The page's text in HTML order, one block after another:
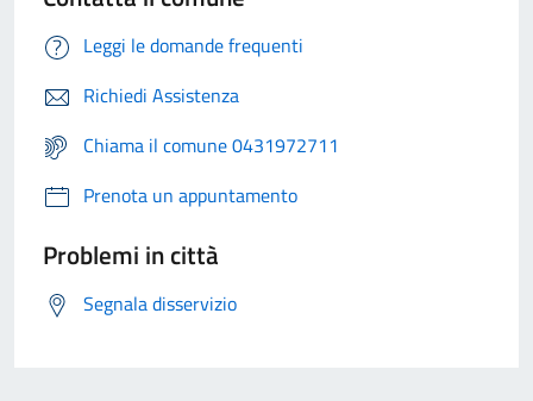
Leggi le domande frequenti
Richiedi Assistenza
Chiama il comune 0431972711
Prenota un appuntamento
Problemi in città
Segnala disservizio